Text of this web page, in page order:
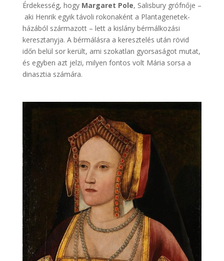
Érdekesség, hogy Margaret Pole, Salisbury grófnője –
aki Henrik egyik távoli rokonaként a Plantagenetek-
házából származott – lett a kislány bérmálkozási
keresztanyja. A bérmálásra a keresztelés után rövid
időn belül sor került, ami szokatlan gyorsaságot mutat,
és egyben azt jelzi, milyen fontos volt Mária sorsa a
dinasztia számára.